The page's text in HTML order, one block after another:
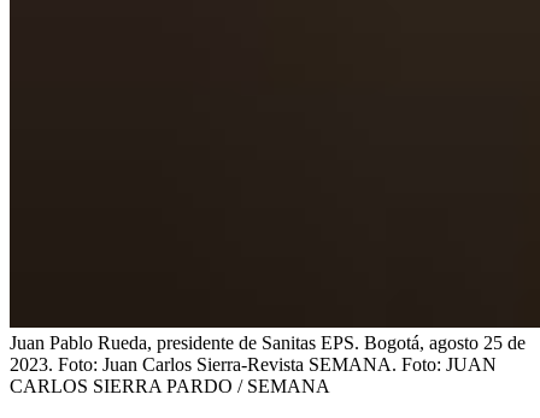
Juan Pablo Rueda, presidente de Sanitas EPS. Bogotá, agosto 25 de
2023. Foto: Juan Carlos Sierra-Revista SEMANA. Foto: JUAN
CARLOS SIERRA PARDO / SEMANA